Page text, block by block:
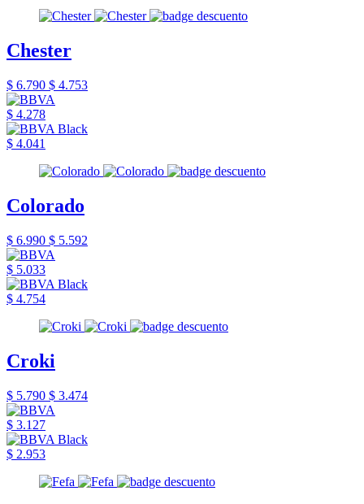
Chester
$ 6.790 $ 4.753
$ 4.278
$ 4.041
Colorado
$ 6.990 $ 5.592
$ 5.033
$ 4.754
Croki
$ 5.790 $ 3.474
$ 3.127
$ 2.953